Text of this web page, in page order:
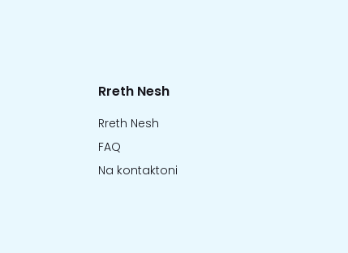
Rreth Nesh
Rreth Nesh
FAQ
Na kontaktoni